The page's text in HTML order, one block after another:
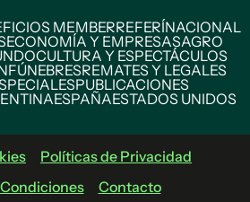
MEMBERREFERÍNACIONAL
ECONOMÍA Y EMPRESASAGRO
CULTURA Y ESPECTÁCULOS
FÚNEBRESREMATES Y LEGALES
PUBLICACIONES
ESPAÑAESTADOS UNIDOS
Políticas de Privacidad
Contacto